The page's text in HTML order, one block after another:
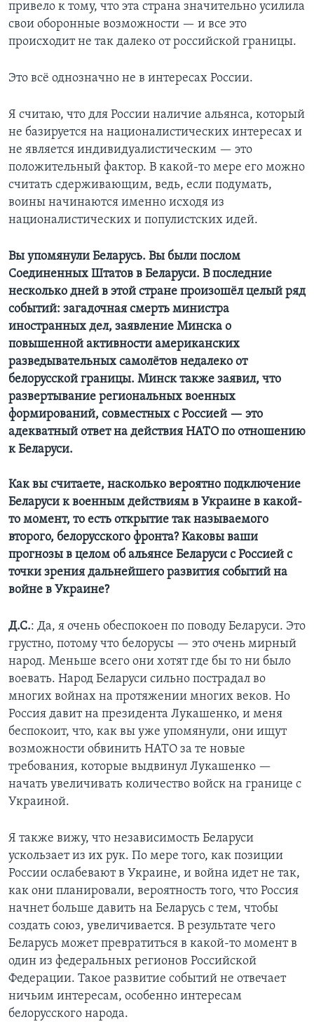
привело к тому, что эта страна значительно усилила
свои оборонные возможности — и все это
происходит не так далеко от российской границы.
Это всё однозначно не в интересах России.
Я считаю, что для России наличие альянса, который
не базируется на националистических интересах и
не является индивидуалистическим — это
положительный фактор. В какой-то мере его можно
считать сдерживающим, ведь, если подумать,
воины начинаются именно исходя из
националистических и популистских идей.
Вы упомянули Беларусь. Вы были послом
Соединенных Штатов в Беларуси. В последние
несколько дней в этой стране произошёл целый ряд
событий: загадочная смерть министра
иностранных дел, заявление Минска о
повышенной активности американских
разведывательных самолётов недалеко от
белорусской границы. Минск также заявил, что
развертывание региональных военных
формирований, совместных с Россией — это
адекватный ответ на действия НАТО по отношению
к Беларуси.
Как вы считаете, насколько вероятно подключение
Беларуси к военным действиям в Украине в какой-
то момент, то есть открытие так называемого
второго, белорусского фронта? Каковы ваши
прогнозы в целом об альянсе Беларуси с Россией с
точки зрения дальнейшего развития событий на
войне в Украине?
Д.С.: Да, я очень обеспокоен по поводу Беларуси. Это
грустно, потому что белорусы — это очень мирный
народ. Меньше всего они хотят где бы то ни было
воевать. Народ Беларуси сильно пострадал во
многих войнах на протяжении многих веков. Но
Россия давит на президента Лукашенко, и меня
беспокоит, что, как вы уже упомянули, они ищут
возможности обвинить НАТО за те новые
требования, которые выдвинул Лукашенко —
начать увеличивать количество войск на границе с
Украиной.
Я также вижу, что независимость Беларуси
ускользает из их рук. По мере того, как позиции
России ослабевают в Украине, и война идет не так,
как они планировали, вероятность того, что Россия
начнет больше давить на Беларусь с тем, чтобы
создать союз, увеличивается. В результате чего
Беларусь может превратиться в какой-то момент в
один из федеральных регионов Российской
Федерации. Такое развитие событий не отвечает
ничьим интересам, особенно интересам
белорусского народа.